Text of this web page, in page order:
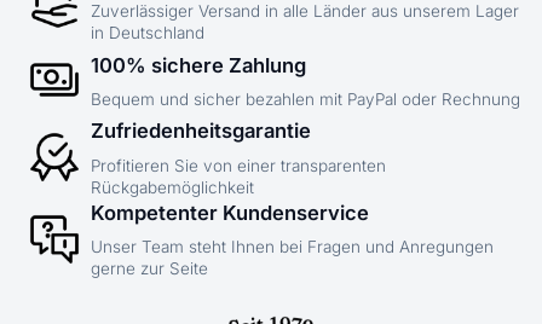
Zuverlässiger Versand in alle Länder aus unserem Lager
in Deutschland
100% sichere Zahlung
Bequem und sicher bezahlen mit PayPal oder Rechnung
Zufriedenheitsgarantie
Profitieren Sie von einer transparenten
Rückgabemöglichkeit
Kompetenter Kundenservice
Unser Team steht Ihnen bei Fragen und Anregungen
gerne zur Seite